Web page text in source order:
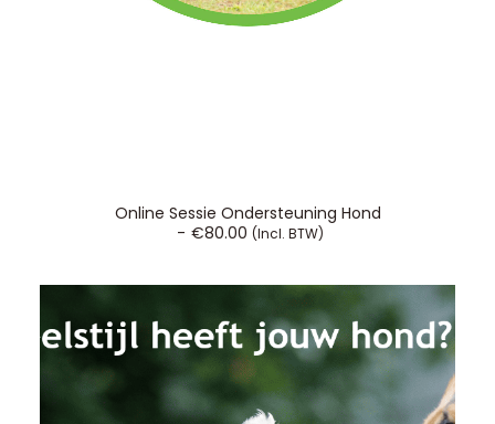
TOEVOEGEN AAN WINKELWAGEN
Online Sessie Ondersteuning Hond
€80.00 (incl. BTW)